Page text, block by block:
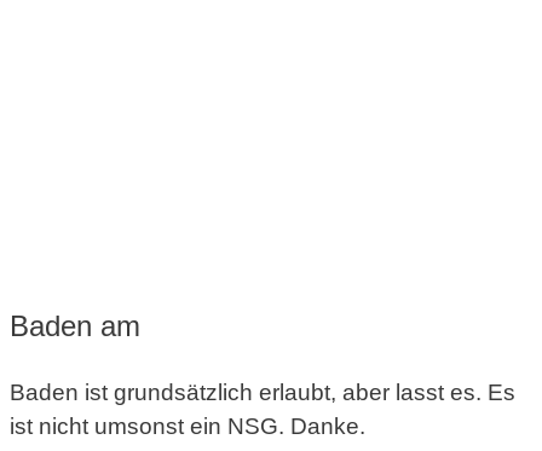
Baden am
Baden ist grundsätzlich erlaubt, aber lasst es. Es
ist nicht umsonst ein NSG. Danke.